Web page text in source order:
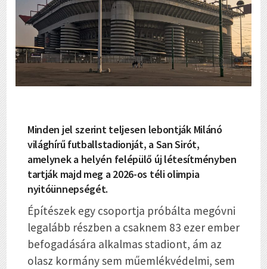
Minden jel szerint teljesen lebontják Milánó
világhírű futballstadionját, a San Sirót,
amelynek a helyén felépülő új létesítményben
tartják majd meg a 2026-os téli olimpia
nyitóünnepségét.
Építészek egy csoportja próbálta megóvni
legalább részben a csaknem 83 ezer ember
befogadására alkalmas stadiont, ám az
olasz kormány sem műemlékvédelmi, sem